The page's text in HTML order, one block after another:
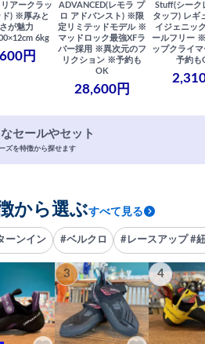
リアークラッ
ド) ※厚みと
が魅力
6kg
円
ADVANCED(レモラ プ
ロ アドバンスト) ※限
定リミテッドモデル ※
マッドロック最強XFラ
バー採用 ※異次元のフ
リクション ※予約も
OK
28,600円
Stuff(シーク
タッフ) レギ
イジェニッ
ールフリー
ップクライ
予約も
セールやセット
ズを特徴から探せます
から選ぶすべて見る
ーンイン #ベルクロ #レースアップ #
3 4